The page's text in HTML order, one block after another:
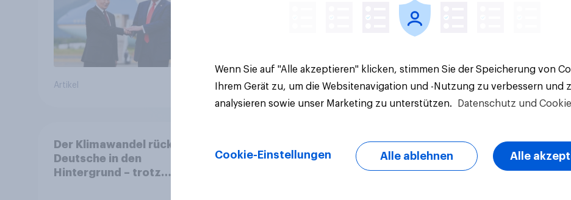
Bündnisse bewerten
Artikel Artikel Artikel
Der Klimawandel rückt für
Deutsche in den
Hintergrund – trotz
Wenn Sie auf "Alle akzeptieren" klicken, stimmen Sie der Speicherung von
Ihrem Gerät zu, um die Websitenavigation und -Nutzung zu verbessern und
analysieren sowie unser Marketing zu unterstützen.
Datenschutz und
Cookie-Einstellungen Alle ablehnen Alle